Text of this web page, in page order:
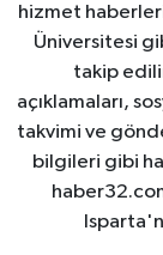
hizmet
Üniversitesi
takip
açıklamaları,
takvimi ve
bilgileri gibi